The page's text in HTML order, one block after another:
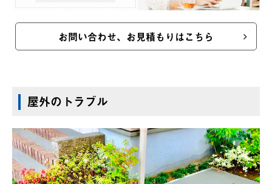
お問い合わせ、お見積もりはこちら
屋外のトラブル